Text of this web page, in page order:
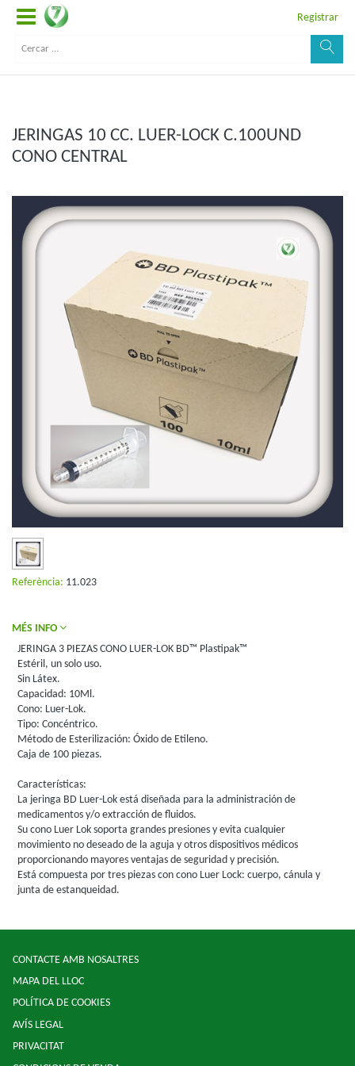
Registrar
JERINGAS 10 CC. LUER-LOCK C.100UND
CONO CENTRAL
Referència: 11.023
MÉS INFO
JERINGA 3 PIEZAS CONO LUER-LOK BD™ Plastipak™
Estéril, un solo uso.
Sin Látex.
Capacidad: 10Ml.
Cono: Luer-Lok.
Tipo: Concéntrico.
Método de Esterilización: Óxido de Etileno.
Caja de 100 piezas.
Características:
La jeringa BD Luer-Lok está diseñada para la administración de
medicamentos y/o extracción de fluidos.
Su cono Luer Lok soporta grandes presiones y evita cualquier
movimiento no deseado de la aguja y otros dispositivos médicos
proporcionando mayores ventajas de seguridad y precisión.
Está compuesta por tres piezas con cono Luer Lock: cuerpo, cánula y
junta de estanqueidad.
CONTACTE AMB NOSALTRES
MAPA DEL LLOC
POLÍTICA DE COOKIES
AVÍS LEGAL
PRIVACITAT